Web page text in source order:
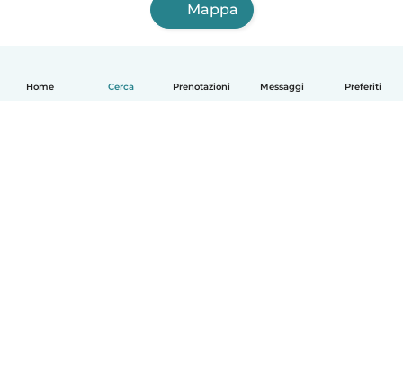
Home Cerca Prenotazioni Messaggi Preferiti
Mappa